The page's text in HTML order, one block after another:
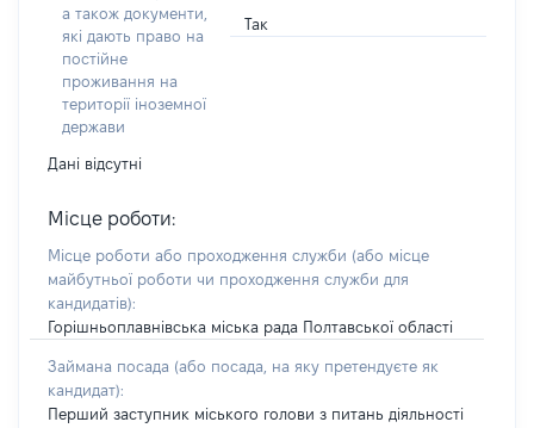
а також документи,
які дають право на
постійне
проживання на
території іноземної
держави
Так
Дані відсутні
Місце роботи:
Місце роботи або проходження служби (або місце
майбутньої роботи чи проходження служби для
кандидатів):
Горішньоплавнівська міська рада Полтавської області
Займана посада (або посада, на яку претендуєте як
кандидат):
Перший заступник міського голови з питань діяльності